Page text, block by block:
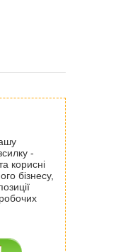
-
корисні
бізнесу,
робочих